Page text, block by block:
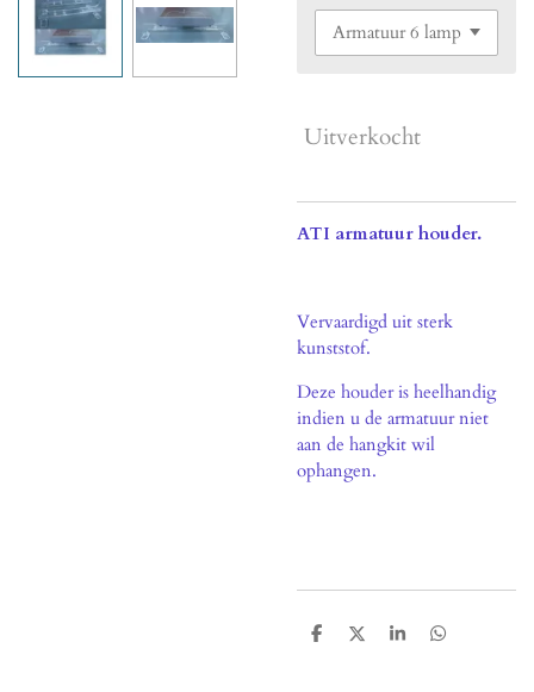
Uitverkocht
ATI armatuur houder.
Vervaardigd uit sterk
kunststof.
Deze houder is heelhandig
indien u de armatuur niet
aan de hangkit wil
ophangen.
D
D
S
D